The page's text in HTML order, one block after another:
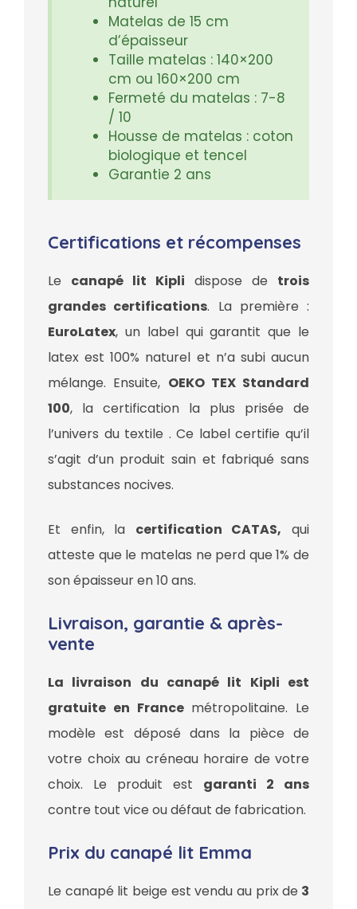
Matelas de 15 cm
d’épaisseur
Taille matelas : 140×200
cm ou 160×200 cm
Fermeté du matelas : 7-8
/ 10
Housse de matelas : coton
biologique et tencel
Garantie 2 ans
Certifications et récompenses
Le canapé lit Kipli dispose de trois
grandes certifications. La première :
EuroLatex, un label qui garantit que le
latex est 100% naturel et n’a subi aucun
mélange. Ensuite, OEKO TEX Standard
100, la certification la plus prisée de
l’univers du textile . Ce label certifie qu’il
s’agit d’un produit sain et fabriqué sans
substances nocives.
Et enfin, la certification CATAS, qui
atteste que le matelas ne perd que 1% de
son épaisseur en 10 ans.
Livraison, garantie & après-
vente
La livraison du canapé lit Kipli est
gratuite en Francemétropolitaine. Le
modèle est déposé dans la pièce de
votre choix au créneau horaire de votre
choix. Le produit est garanti 2 ans
contre tout vice ou défaut de fabrication.
Prix du canapé lit Emma
Le canapé lit beige est vendu au prix de 3